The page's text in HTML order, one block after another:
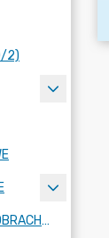
2)
OPINIE REGIONALNEJ IZBY OBRACHUNKOWEJ